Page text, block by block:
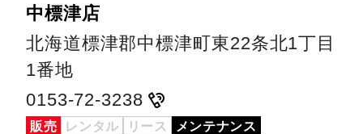
中標津店
北海道標津郡中標津町東22条北1丁目
1番地
0153-72-3238
販売 レンタル リース メンテナンス